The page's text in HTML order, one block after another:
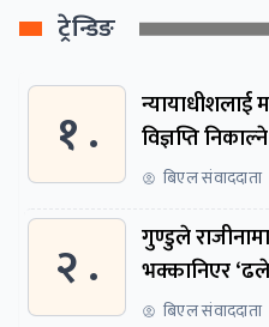
ट्रेन्डिङ
१ .
न्यायाधीशलाई
विज्ञप्ति
समितिमा
बिएल संवाददाता
२ .
गुण्डुले
भक्कानिएर
बिएल संवाददाता